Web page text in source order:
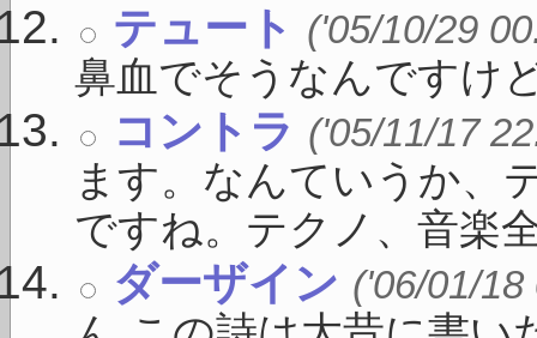
テュート ('05/10/29
鼻血でそうなんです
コントラ ('05/11/17
ます。なんていうか、
ですね。テクノ、音楽
ダーザイン ('06/01/18